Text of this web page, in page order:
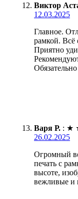
Виктор
12.03.2025
Главное.
рамкой. Всё
Приятно
Варя Р. : ★
26.02.2025
Огромный
печать с
высоте,
вежливые и